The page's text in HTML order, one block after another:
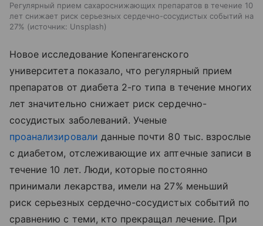
Регулярный прием сахароснижающих препаратов в течение 10
лет снижает риск серьезных сердечно-сосудистых событий на
27%
источник: Unsplash
Новое исследование Копенгагенского
университета показало, что регулярный прием
препаратов от диабета 2-го типа в течение многих
лет значительно снижает риск сердечно-
сосудистых заболеваний. Ученые
проанализировали данные почти 80 тыс. взрослые
с диабетом, отслеживающие их аптечные записи в
течение 10 лет. Люди, которые постоянно
принимали лекарства, имели на 27% меньший
риск серьезных сердечно-сосудистых событий по
сравнению с теми, кто прекращал лечение. При